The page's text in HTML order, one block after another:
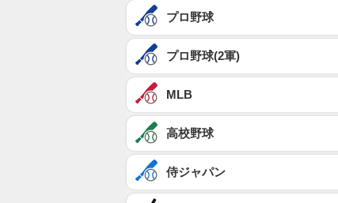
プロ野球
プロ野球(2軍)
MLB
高校野球
侍ジャパン